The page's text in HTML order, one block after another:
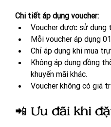
Chi tiết áp dụng voucher:
Voucher được sử
Mỗi voucher áp dụng
Chỉ áp dụng khi mua
Không áp dụng đồng
khuyến mãi khác.
Voucher không có giá
📲 Ưu đãi khi